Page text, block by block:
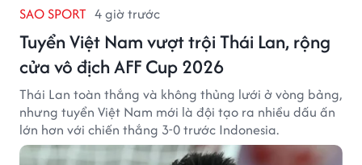
SAO SPORT 4 giờ trước
Tuyển Việt Nam vượt trội Thái Lan, rộng
cửa vô địch AFF Cup 2026
Thái Lan toàn thắng và không thủng lưới ở vòng bảng,
nhưng tuyển Việt Nam mới là đội tạo ra nhiều dấu ấn
lớn hơn với chiến thắng 3-0 trước Indonesia.